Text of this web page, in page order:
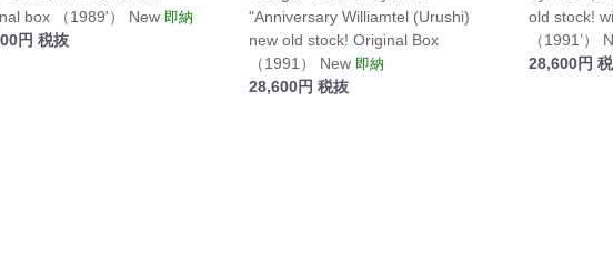
box （1989'） New 即納
円 税抜
"Anniversary Williamtel (Urushi)
new old stock! Original Box
（1991） New即納
28,600円 税抜
old stock!
（1991’
28,600円